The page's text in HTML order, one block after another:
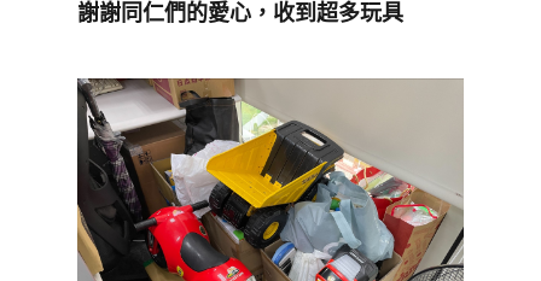
謝謝同仁們的愛心，收到超多玩具